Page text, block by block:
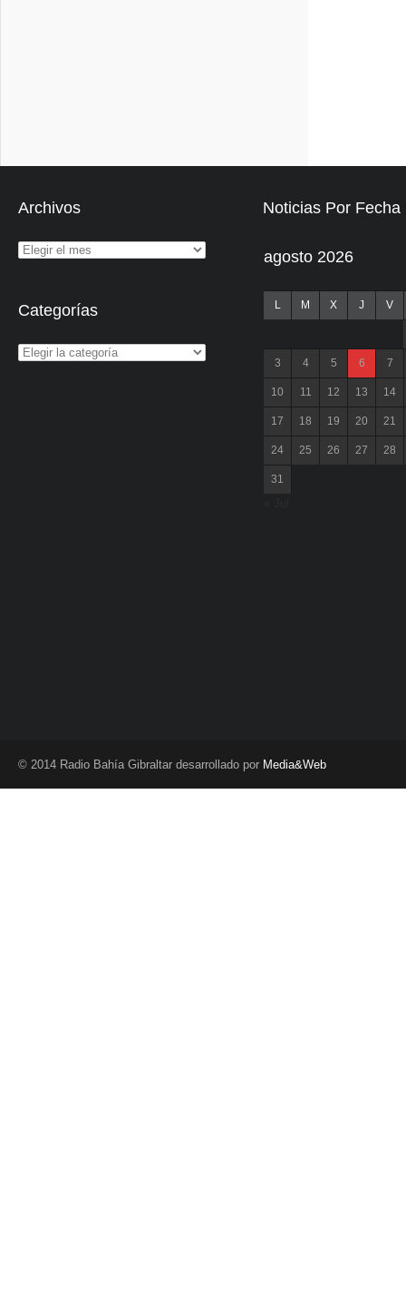
Archivos
Categorías
Noticias Por Fecha
agosto 2026
L M X J V
3 4 5 6 7
10 11 12 13 14
17 18 19 20 21
24 25 26 27 28
31
© 2014 Radio Bahía Gibraltar desarrollado por Media&Web